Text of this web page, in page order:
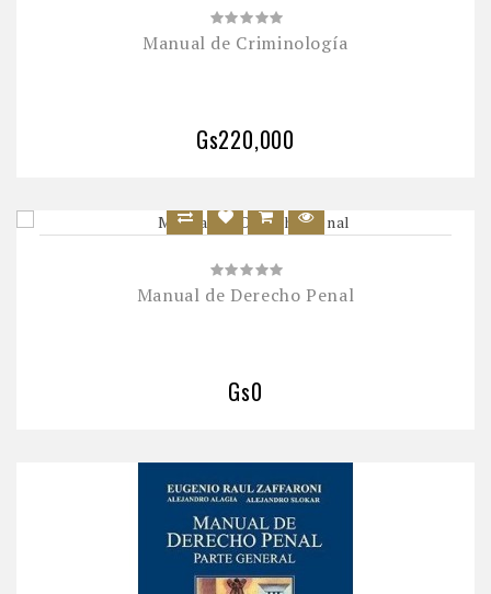
Manual de Criminología
Gs220,000
Manual de Derecho Penal
Gs0